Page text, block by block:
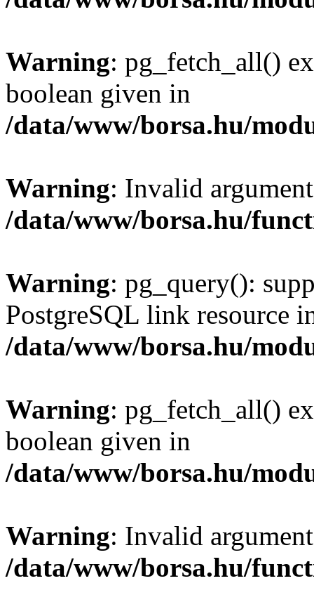
Warning: pg_fetch_all()
boolean given in
/data/www/borsa.hu/
Warning: Invalid
/data/www/borsa.hu/
Warning: pg_query():
PostgreSQL link resource
/data/www/borsa.hu/
Warning: pg_fetch_all()
boolean given in
/data/www/borsa.hu/
Warning: Invalid
/data/www/borsa.hu/